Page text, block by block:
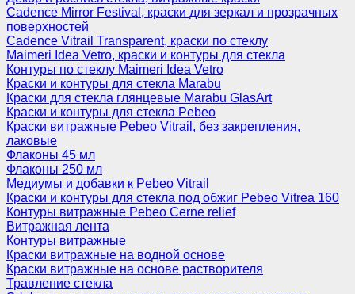
Cadence Mirror Festival, краски для зеркал и прозрачных
поверхностей
Cadence Vitrail Transparent, краски по стеклу
Maimeri Idea Vetro, краски и контуры для стекла
Контуры по стеклу Maimeri Idea Vetro
Краски и контуры для стекла Marabu
Краски для стекла глянцевые Marabu GlasArt
Краски и контуры для стекла Pebeo
Краски витражные Pebeo Vitrail, без закрепления,
лаковые
Флаконы 45 мл
Флаконы 250 мл
Медиумы и добавки к Pebeo Vitrail
Краски и контуры для стекла под обжиг Pebeo Vitrea 160
Контуры витражные Pebeo Cerne relief
Витражная лента
Контуры витражные
Краски витражные на водной основе
Краски витражные на основе растворителя
Травление стекла